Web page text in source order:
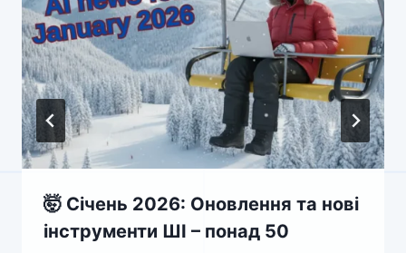
🤯 Січень 2026: Оновлення та нові
інструменти ШІ – понад 50